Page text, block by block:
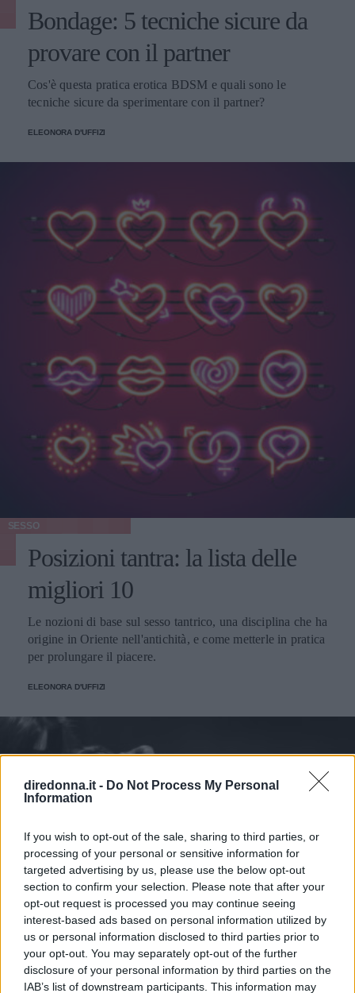
diredonna.it - Do Not Process My Personal
Information
If you wish to opt-out of the sale, sharing to third parties, or
processing of your personal or sensitive information for
targeted advertising by us, please use the below opt-out
section to confirm your selection. Please note that after your
opt-out request is processed you may continue seeing
interest-based ads based on personal information utilized by
us or personal information disclosed to third parties prior to
your opt-out. You may separately opt-out of the further
disclosure of your personal information by third parties on the
IAB’s list of downstream participants. This information may
Bondage: 5 tecniche sicure da
provare con il partner
Cos'è questa pratica erotica BDSM e quali sono le
tecniche sicure da sperimentare con il partner?
ELEONORA D'UFFIZI
SESSO
Posizioni tantra: la lista delle
migliori 10
Le nozioni di base sul sesso tantrico, una disciplina che ha
origine in Oriente nell'antichità, e come metterle in pratica
per prolungare il piacere.
ELEONORA D'UFFIZI